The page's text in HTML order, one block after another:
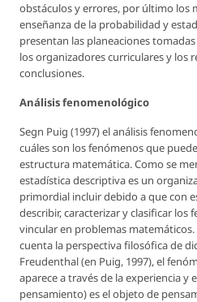
obstáculos y errores, por último los
enseñanza de la probabilidad y
presentan las planeaciones
los organizadores curriculares y los
conclusiones.
Análisis fenomenológico
Segn Puig (1997) el análisis
cuáles son los fenómenos que
estructura matemática. Como se
estadística descriptiva es un
primordial incluir debido a que con
describir, caracterizar y clasificar los
vincular en problemas
cuenta la perspectiva filosófica de
Freudenthal (en Puig, 1997), el
aparece a través de la experiencia y
pensamiento) es el objeto de